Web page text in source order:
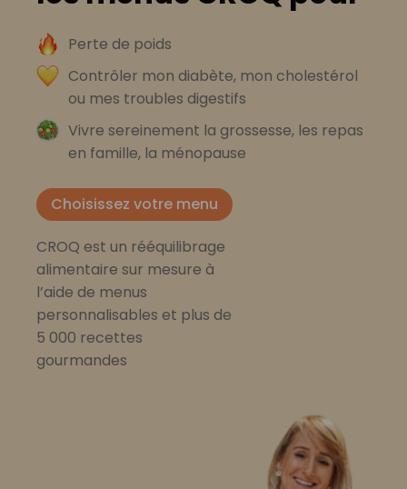
Perte de poids
Contrôler mon diabète, mon cholestérol
ou mes troubles digestifs
Vivre sereinement la grossesse, les repas
en famille, la ménopause
Choisissez votre menu
CROQ est un rééquilibrage
alimentaire sur mesure à
l’aide de menus
personnalisables et plus de
5 000 recettes
gourmandes